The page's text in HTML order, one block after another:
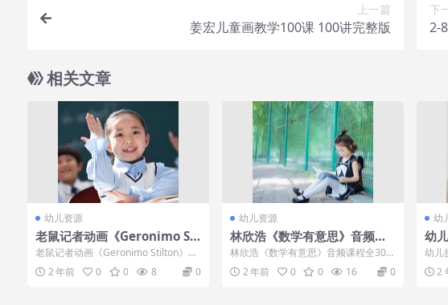
上一篇
姜宏儿童画教学100课 100讲完整版
下
2-
相关文章
幼儿资源
老鼠记者动画《Geronimo Sti
lton》英语原版第1-3季全集
老鼠记者动画《Geronimo Stilton》英
语原版第1-3季全集这一届妈妈...
2 年前 0 0 8 0
幼儿资源
林欣浩《数学有意思》音频课
程全30讲mp3下载
林欣浩《数学有意思》音频课程全30
讲mp3下载内容简介：《数学有意思》
涵盖了小学...
2 年前 0 0 16 0
幼
幼
幼儿
2